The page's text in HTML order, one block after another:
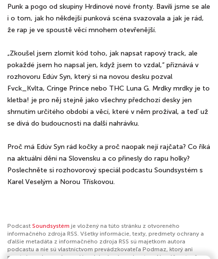
Punk a pogo od skupiny Hrdinové nové fronty. Bavili jsme se ale
i o tom, jak ho někdejší punková scéna svazovala a jak je rád,
že rap je ve spoustě věcí mnohem otevřenější.
„Zkoušel jsem zlomit kód toho, jak napsat rapový track, ale
pokaždé jsem ho napsal jen, když jsem to vzdal,“ přiznává v
rozhovoru Edúv Syn, který si na novou desku pozval
Fvck_Kvlta, Cringe Prince nebo THC Luna G. Mrdky mrdky je to
kletba! je pro něj stejně jako všechny předchozí desky jen
shrnutím určitého období a věcí, které v něm prožíval, a teď už
se dívá do budoucnosti na další nahrávku.
Proč má Edúv Syn rád kočky a proč naopak nejí rajčata? Co říká
na aktuální dění na Slovensku a co přinesly do rapu holky?
Poslechněte si rozhovorový speciál podcastu Soundsystém s
Karel Veselým a Norou Třískovou.
Podcast Soundsystém je vložený na túto stránku z otvoreného
informačného zdroja RSS. Všetky informácie, texty, predmety ochrany a
ďalšie metadáta z informačného zdroja RSS sú majetkom autora
podcastu a nie sú vlastníctvom prevádzkovateľa Podmaz, ktorý ani
nevytvára ani nezodpovedá za ich obsah podcastov. Ak máš za to, že